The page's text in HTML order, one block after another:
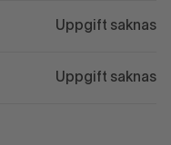
Uppgift saknas
Uppgift saknas